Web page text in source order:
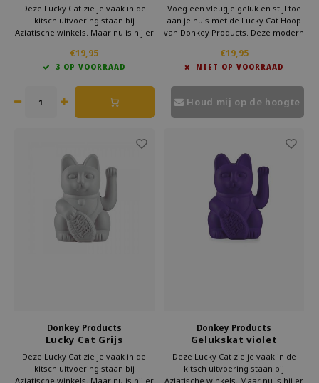
Deze Lucky Cat zie je vaak in de
kitsch uitvoering staan bij
Aziatische winkels. Maar nu is hij er
deze Lucky Cat cadeau aan iemand
die wel een beetje geluk kan
gezondheid en vertrouwen.
€19,95
3 OP VOORRAAD
Voeg een vleugje geluk en stijl toe
aan je huis met de Lucky Cat Hoop
van Donkey Products. Deze modern
alleen een esthetisch hoogstandje,
maar brengt ook een stukje
€19,95
NIET OP VOORRAAD
Houd mij op de hoogte
Donkey Products
Lucky Cat Grijs
Deze Lucky Cat zie je vaak in de
kitsch uitvoering staan bij
Aziatische winkels. Maar nu is hij er
Donkey Products
Gelukskat violet
Deze Lucky Cat zie je vaak in de
kitsch uitvoering staan bij
Aziatische winkels. Maar nu is hij er